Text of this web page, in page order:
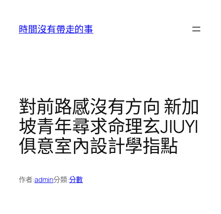
時間沒有帶走的事
對前路感沒有方向 新加
坡青年尋求命理玄JIUYI
俱意室內設計學指點
作者:admin分類:分數